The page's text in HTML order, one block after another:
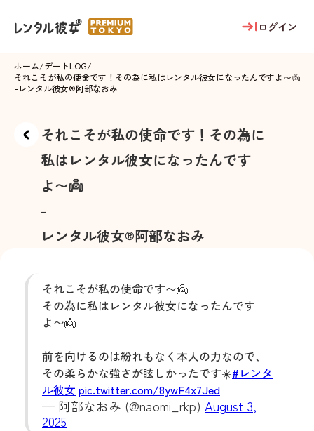
ログイン
ホーム/デートLOG/
それこそが私の使命です！その為に私はレンタル彼女になったんですよ〜👼
-レンタル彼女®阿部なおみ
それこそが私の使命です！その為に
私はレンタル彼女になったんです
よ〜👼
-
レンタル彼女®阿部なおみ
それこそが私の使命です〜👼
その為に私はレンタル彼女になったんです
よ〜👼
前を向けるのは紛れもなく本人の力なので、
その柔らかな強さが眩しかったです☀️#レンタ
ル彼女 pic.twitter.com/8ywF4x7Jed
— 阿部なおみ (@naomi_rkp) August 3,
2025